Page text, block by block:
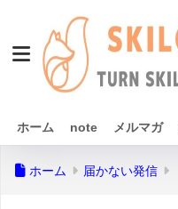
ホーム note メルマガ
ホーム 届かない発信